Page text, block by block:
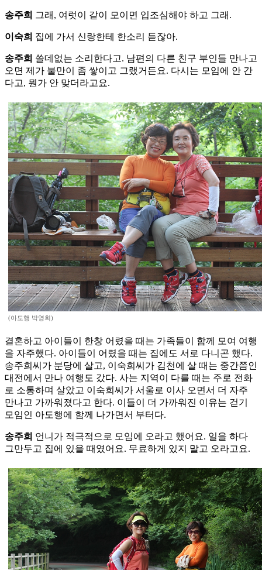
송주희 그래, 여럿이 같이 모이면 입조심해야 하고 그래.
이숙희 집에 가서 신랑한테 한소리 듣잖아.
송주희 쓸데없는 소리한다고. 남편의 다른 친구 부인들 만나고
오면 제가 불만이 좀 쌓이고 그랬거든요. 다시는 모임에 안 간
다고, 뭔가 안 맞더라고요.
(아도행 박영희)
결혼하고 아이들이 한창 어렸을 때는 가족들이 함께 모여 여행
을 자주했다. 아이들이 어렸을 때는 집에도 서로 다니곤 했다.
송주희씨가 분당에 살고, 이숙희씨가 김천에 살 때는 중간쯤인
대전에서 만나 여행도 갔다. 사는 지역이 다를 때는 주로 전화
로 소통하며 살았고 이숙희씨가 서울로 이사 오면서 더 자주
만나고 가까워졌다고 한다. 이들이 더 가까워진 이유는 걷기
모임인 아도행에 함께 나가면서 부터다.
송주희 언니가 적극적으로 모임에 오라고 했어요. 일을 하다
그만두고 집에 있을 때였어요. 무료하게 있지 말고 오라고요.